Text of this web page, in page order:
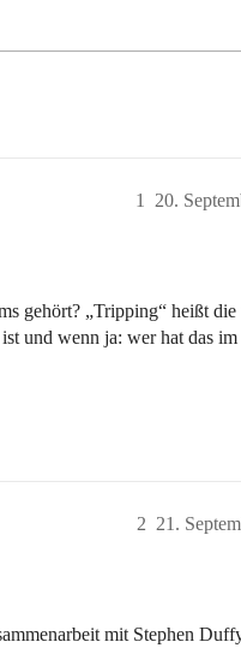
20.
1
gehört? „Tripping“ heißt
und wenn ja: wer hat das
21.
2
mit Stephen